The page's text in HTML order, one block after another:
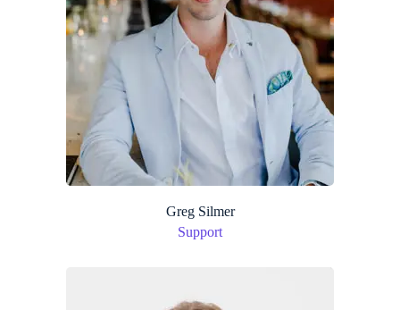
Greg Silmer
Support